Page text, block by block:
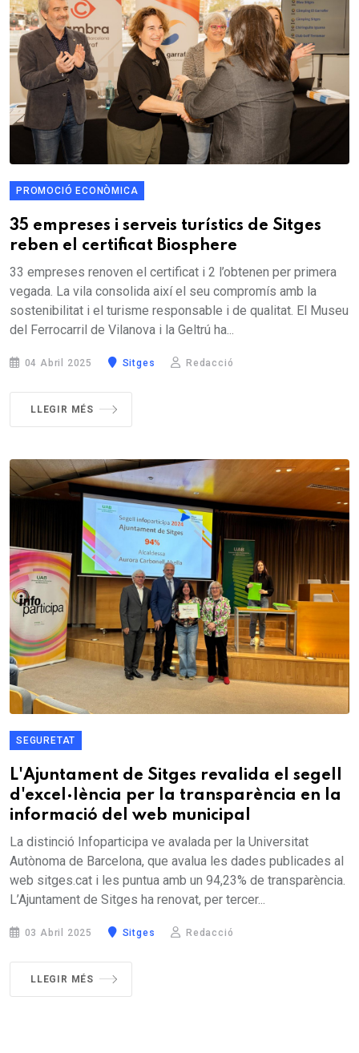
PROMOCIÓ ECONÒMICA
35 empreses i serveis turístics de Sitges
reben el certificat Biosphere
33 empreses renoven el certificat i 2 l’obtenen per primera
vegada. La vila consolida així el seu compromís amb la
sostenibilitat i el turisme responsable i de qualitat. El Museu
del Ferrocarril de Vilanova i la Geltrú ha...
04 Abril 2025 Sitges Redacció
LLEGIR MÉS
SEGURETAT
L'Ajuntament de Sitges revalida el segell
d'excel·lència per la transparència en la
informació del web municipal
La distinció Infoparticipa ve avalada per la Universitat
Autònoma de Barcelona, que avalua les dades publicades al
web sitges.cat i les puntua amb un 94,23% de transparència.
L’Ajuntament de Sitges ha renovat, per tercer...
03 Abril 2025 Sitges Redacció
LLEGIR MÉS